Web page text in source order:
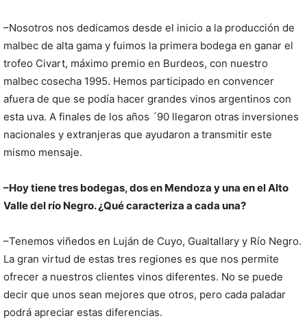
–Nosotros nos dedicamos desde el inicio a la producción de
malbec de alta gama y fuimos la primera bodega en ganar el
trofeo Civart, máximo premio en Burdeos, con nuestro
malbec cosecha 1995. Hemos participado en convencer
afuera de que se podía hacer grandes vinos argentinos con
esta uva. A finales de los años ´90 llegaron otras inversiones
nacionales y extranjeras que ayudaron a transmitir este
mismo mensaje.
–Hoy tiene tres bodegas, dos en Mendoza y una en el Alto
Valle del río Negro. ¿Qué caracteriza a cada una?
–Tenemos viñedos en Luján de Cuyo, Gualtallary y Río Negro.
La gran virtud de estas tres regiones es que nos permite
ofrecer a nuestros clientes vinos diferentes. No se puede
decir que unos sean mejores que otros, pero cada paladar
podrá apreciar estas diferencias.